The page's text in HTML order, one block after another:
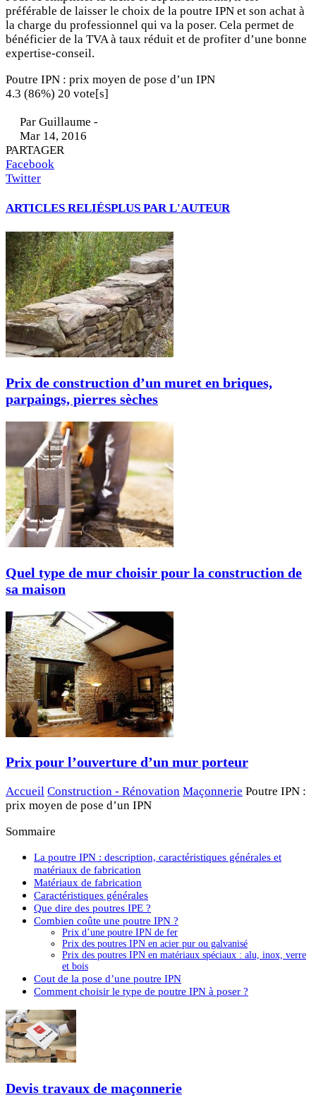
préférable de laisser le choix de la poutre IPN et son achat à
la charge du professionnel qui va la poser. Cela permet de
bénéficier de la TVA à taux réduit et de profiter d’une bonne
expertise-conseil.
Poutre IPN : prix moyen de pose d’un IPN
4.3 (86%) 20 vote[s]
Par Guillaume -
Mar 14, 2016
PARTAGER
Facebook
Twitter
ARTICLES RELIÉSPLUS PAR L'AUTEUR
Prix de construction d’un muret en briques,
parpaings, pierres sèches
Quel type de mur choisir pour la construction de
sa maison
Prix pour l’ouverture d’un mur porteur
Accueil Construction - Rénovation Maçonnerie Poutre IPN :
prix moyen de pose d’un IPN
Sommaire
La poutre IPN : description, caractéristiques générales et
matériaux de fabrication
Matériaux de fabrication
Caractéristiques générales
Que dire des poutres IPE ?
Combien coûte une poutre IPN ?
Prix d’une poutre IPN de fer
Prix des poutres IPN en acier pur ou galvanisé
Prix des poutres IPN en matériaux spéciaux : alu, inox, verre
et bois
Cout de la pose d’une poutre IPN
Comment choisir le type de poutre IPN à poser ?
Devis travaux de maçonnerie